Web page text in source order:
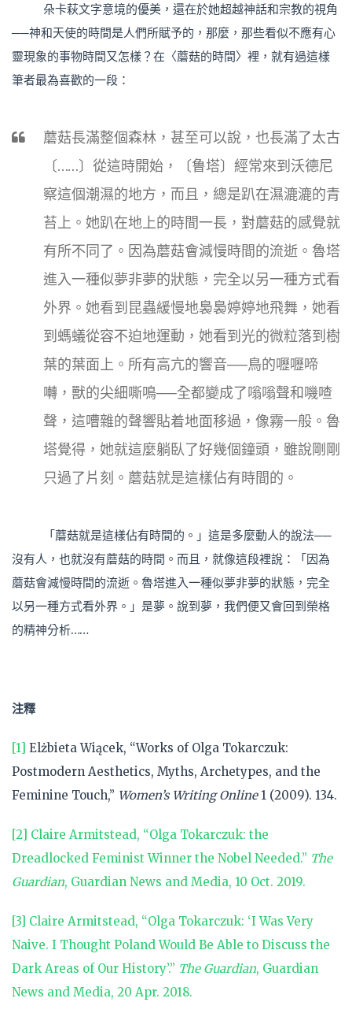
朵卡萩文字意境的優美，還在於她超越神話和宗教的視角
──神和天使的時間是人們所賦予的，那麼，那些看似不應有心
靈現象的事物時間又怎樣？在〈蘑菇的時間〉裡，就有過這樣
筆者最為喜歡的一段：
蘑菇長滿整個森林，甚至可以說，也長滿了太古
〔……〕從這時開始，〔鲁塔〕經常來到沃德尼
察這個潮濕的地方，而且，總是趴在濕漉漉的青
苔上。她趴在地上的時間一長，對蘑菇的感覺就
有所不同了。因為蘑菇會減慢時間的流逝。魯塔
進入一種似夢非夢的狀態，​​完全以另一種方式看
外界。她看到昆蟲緩慢地裊裊婷婷地飛舞，她看
到螞蟻從容不迫地運動，她看到光的微粒落到樹
葉的葉面上。所有高亢的響音──鳥的嚦嚦啼
囀，獸的尖細嘶鳴──全都變成了嗡嗡聲和嘰喳
聲，這嘈雜的聲響貼着地面移過，像霧一般。魯
塔覺得，她就這麼躺臥了好幾個鐘頭，雖說剛剛
只過了片刻。蘑菇就是這樣佔有時間的。
「蘑菇就是這樣佔有時間的。」這是多麼動人的說法──
沒有人，也就沒有蘑菇的時間。而且，就像這段裡說：「因為
蘑菇會減慢時間的流逝。魯塔進入一種似夢非夢的狀態，​​完全
以另一種方式看外界。」是夢。說到夢，我們便又會回到榮格
的精神分析……
注釋
[1] Elżbieta Wiącek, “Works of Olga Tokarczuk:
Postmodern Aesthetics, Myths, Archetypes, and the
Feminine Touch,” Women’s Writing Online1 (2009). 134.
[2] Claire Armitstead, “Olga Tokarczuk: the
Dreadlocked Feminist Winner the Nobel Needed.” The
Guardian, Guardian News and Media, 10 Oct. 2019.
[3] Claire Armitstead, “Olga Tokarczuk: ‘I Was Very
Naive. I Thought Poland Would Be Able to Discuss the
Dark Areas of Our History’.” The Guardian, Guardian
News and Media, 20 Apr. 2018.